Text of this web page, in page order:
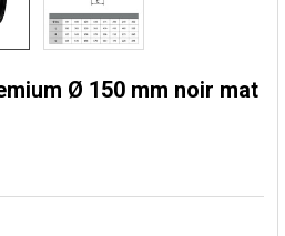
Ø 150 mm noir mat